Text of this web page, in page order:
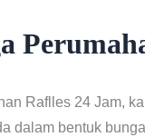
Raflles 24 Jam,
dalam bentuk